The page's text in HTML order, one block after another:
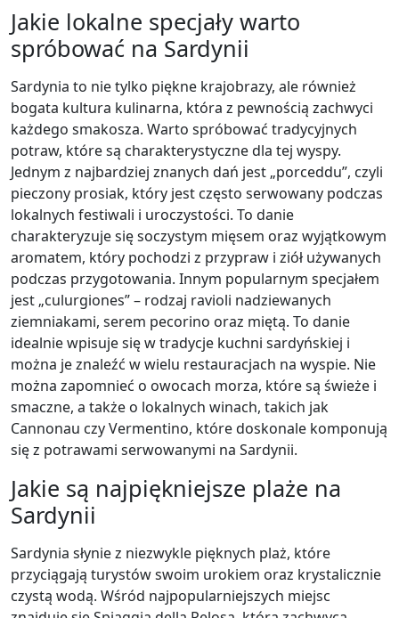
Jakie lokalne specjały warto
spróbować na Sardynii
Sardynia to nie tylko piękne krajobrazy, ale również
bogata kultura kulinarna, która z pewnością zachwyci
każdego smakosza. Warto spróbować tradycyjnych
potraw, które są charakterystyczne dla tej wyspy.
Jednym z najbardziej znanych dań jest „porceddu”, czyli
pieczony prosiak, który jest często serwowany podczas
lokalnych festiwali i uroczystości. To danie
charakteryzuje się soczystym mięsem oraz wyjątkowym
aromatem, który pochodzi z przypraw i ziół używanych
podczas przygotowania. Innym popularnym specjałem
jest „culurgiones” – rodzaj ravioli nadziewanych
ziemniakami, serem pecorino oraz miętą. To danie
idealnie wpisuje się w tradycje kuchni sardyńskiej i
można je znaleźć w wielu restauracjach na wyspie. Nie
można zapomnieć o owocach morza, które są świeże i
smaczne, a także o lokalnych winach, takich jak
Cannonau czy Vermentino, które doskonale komponują
się z potrawami serwowanymi na Sardynii.
Jakie są najpiękniejsze plaże na
Sardynii
Sardynia słynie z niezwykle pięknych plaż, które
przyciągają turystów swoim urokiem oraz krystalicznie
czystą wodą. Wśród najpopularniejszych miejsc